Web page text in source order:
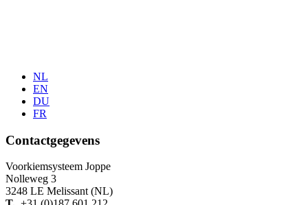
NL
EN
DU
FR
Contactgegevens
Voorkiemsysteem Joppe
Nolleweg 3
3248 LE Melissant (NL)